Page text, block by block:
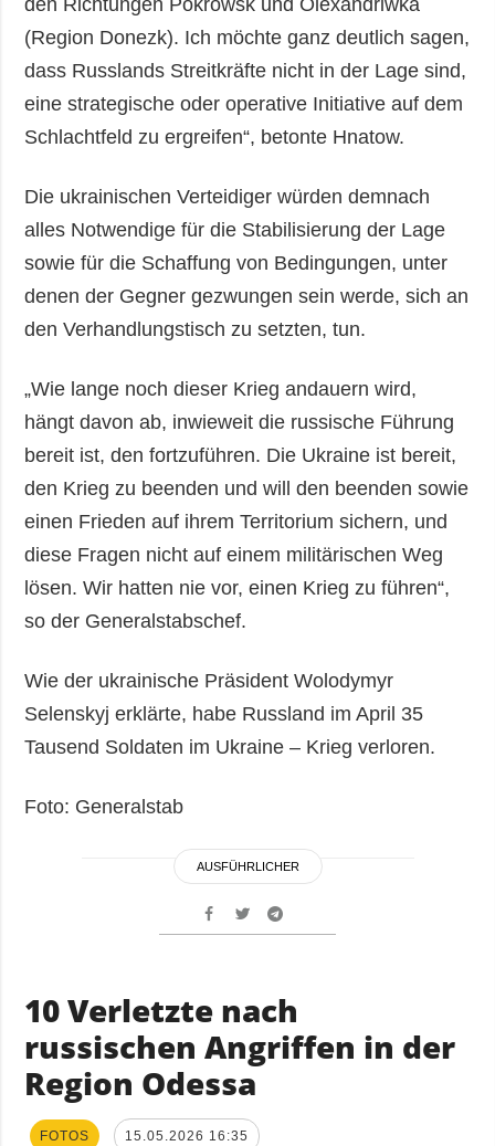
den Richtungen Pokrowsk und Olexandriwka
(Region Donezk). Ich möchte ganz deutlich sagen,
dass Russlands Streitkräfte nicht in der Lage sind,
eine strategische oder operative Initiative auf dem
Schlachtfeld zu ergreifen“, betonte Hnatow.
Die ukrainischen Verteidiger würden demnach
alles Notwendige für die Stabilisierung der Lage
sowie für die Schaffung von Bedingungen, unter
denen der Gegner gezwungen sein werde, sich an
den Verhandlungstisch zu setzten, tun.
„Wie lange noch dieser Krieg andauern wird,
hängt davon ab, inwieweit die russische Führung
bereit ist, den fortzuführen. Die Ukraine ist bereit,
den Krieg zu beenden und will den beenden sowie
einen Frieden auf ihrem Territorium sichern, und
diese Fragen nicht auf einem militärischen Weg
lösen. Wir hatten nie vor, einen Krieg zu führen“,
so der Generalstabschef.
Wie der ukrainische Präsident Wolodymyr
Selenskyj erklärte, habe Russland im April 35
Tausend Soldaten im Ukraine – Krieg verloren.
Foto: Generalstab
AUSFÜHRLICHER
10 Verletzte nach
russischen Angriffen in der
Region Odessa
FOTOS 15.05.2026 16:35